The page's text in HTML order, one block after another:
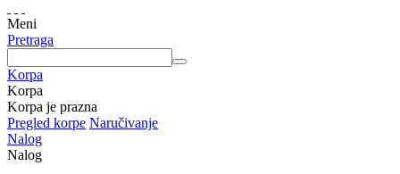
Meni
Pretraga
Korpa
Korpa
Korpa je prazna
Pregled korpe Naručivanje
Nalog
Nalog